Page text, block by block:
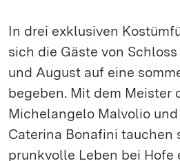
In drei exklusiven
sich die Gäste von
und August auf eine
begeben. Mit dem Meister
Michelangelo Malvolio
Caterina Bonafini tauchen
prunkvolle Leben bei Hofe